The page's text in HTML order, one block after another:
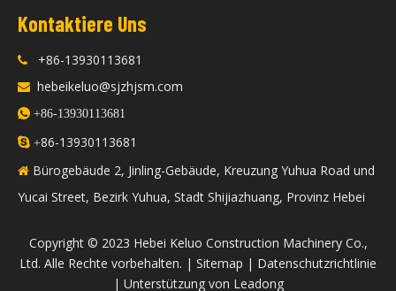
Kontaktiere Uns
 +86-13930113681
 hebeikeluo@sjzhjsm.com
 +86-13930113681
 +86-13930113681
 Bürogebäude 2, Jinling-Gebäude, Kreuzung Yuhua Road und
Yucai Street, Bezirk Yuhua, Stadt Shijiazhuang, Provinz Hebei
​Copyright © 2023 Hebei Keluo Construction Machinery Co.,
Ltd. Alle Rechte vorbehalten. | Sitemap | Datenschutzrichtlinie
| Unterstützung von Leadong